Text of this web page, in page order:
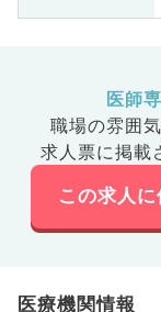
医師
職場の雰囲
求人票に掲載
この求人
医療機関情報